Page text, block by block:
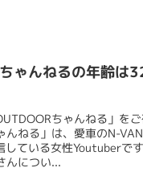
ゃんねるの年齢は
ちゃんねる」を
んねる」は、愛車のN-
している女性Youtuberで
んについ...